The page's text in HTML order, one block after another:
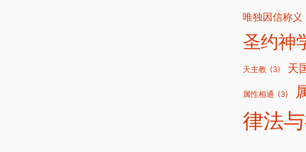
唯独因信称义
圣约神
天主教 (3) 天
属性相通 (3)
律法